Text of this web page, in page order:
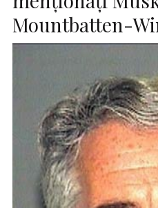
Mountbatten-